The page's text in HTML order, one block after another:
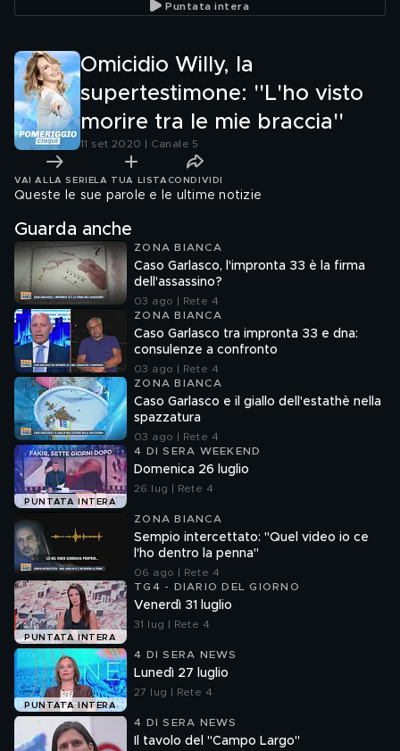
ucciso Willy
Puntata intera
Omicidio Willy, la
supertestimone: ''L'ho visto
morire tra le mie braccia''
11 set 2020 | Canale 5
VAI ALLA SERIE LA TUA LISTA CONDIVIDI
Queste le sue parole e le ultime notizie
Guarda anche
ZONA BIANCA
Caso Garlasco, l'impronta 33 è la firma
dell'assassino?
03 ago | Rete 4
ZONA BIANCA
Caso Garlasco tra impronta 33 e dna:
consulenze a confronto
03 ago | Rete 4
ZONA BIANCA
Caso Garlasco e il giallo dell'estathè nella
spazzatura
03 ago | Rete 4
PUNTATA INTERA
4 DI SERA WEEKEND
Domenica 26 luglio
26 lug | Rete 4
ZONA BIANCA
Sempio intercettato: "Quel video io ce
l'ho dentro la penna"
06 ago | Rete 4
PUNTATA INTERA
TG4 - DIARIO DEL GIORNO
Venerdì 31 luglio
31 lug | Rete 4
PUNTATA INTERA
4 DI SERA NEWS
Lunedì 27 luglio
27 lug | Rete 4
4 DI SERA NEWS
Il tavolo del "Campo Largo"